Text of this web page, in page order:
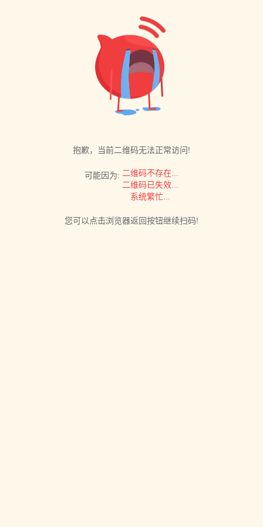
抱歉，当前二维码无法正常访问!
可能因为: 二维码不存在...
二维码已失效...
系统繁忙...
您可以点击浏览器返回按钮继续扫码!